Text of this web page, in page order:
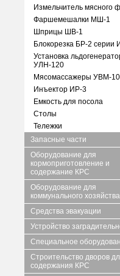
Измельчитель мясного
Фаршемешалки МШ-1
Шприцы ШВ-1
Блокорезка БР-2 серии
Установка
УЛН-120
Мясомассажеры УВМ-
Инъектор ИР-3
Емкость для посола
Столы
Тележки
Запасные части
Оборудование для
кормоприготовление и
содержание КРС
Оборудование для
коммунального хозяйства
Средства эвакуации
Устройство
Специальное
Строительство дворов
содержания КРС